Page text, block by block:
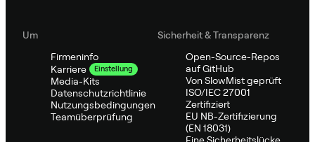
Um
Firmeninfo
Karriere
Einstellung
Media-Kits
Datenschutzrichtlinie
Nutzungsbedingungen
Teamüberprüfung
Sicherheit & Transparenz
Open-Source-Repos
auf GitHub
Von SlowMist geprüft
ISO/IEC 27001
Zertifiziert
EU NB-Zertifizierung
(EN 18031)